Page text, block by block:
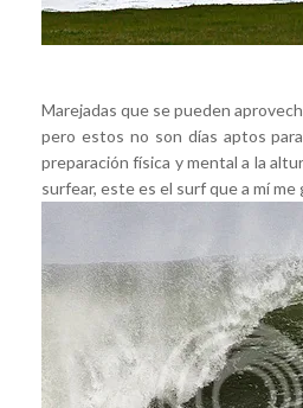
Marejadas que se pueden
pero estos no son días aptos
preparación física y mental a la
surfear, este es el surf que a mí me